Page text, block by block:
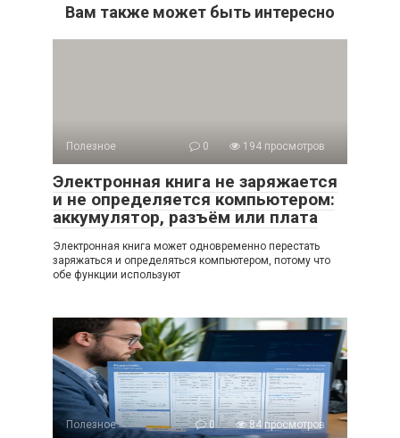
Вам также может быть интересно
Полезное 0 194 просмотров
Электронная книга не заряжается
и не определяется компьютером:
аккумулятор, разъём или плата
Электронная книга может одновременно перестать
заряжаться и определяться компьютером, потому что
обе функции используют
Полезное 0 84 просмотров